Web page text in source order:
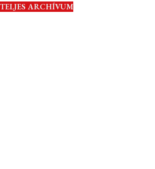
TELJES ARCHÍVUM